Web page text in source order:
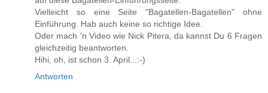
Vielleicht so eine Seite "Bagatellen-Bagatellen" ohne
Einführung. Hab auch keine so richtige Idee.
Oder mach 'n Video wie Nick Pitera, da kannst Du 6 Fragen
gleichzeitig beantworten.
Hihi, oh, ist schon 3. April...:-)
Antworten